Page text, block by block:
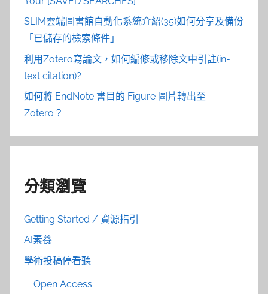
SLIM雲端圖書館自動化系統介紹(35)如何分享及備份
「已儲存的檢索條件」
利用Zotero寫論文，如何編修或移除文中引註(in-
text citation)?
如何將 EndNote 書目的 Figure 圖片轉出至
Zotero？
分類瀏覽
Getting Started / 資源指引
AI素養
學術投稿停看聽
Open Access